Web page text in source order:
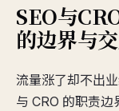
SEO与
的边界与
流量涨了却不出
与 CRO 的职责